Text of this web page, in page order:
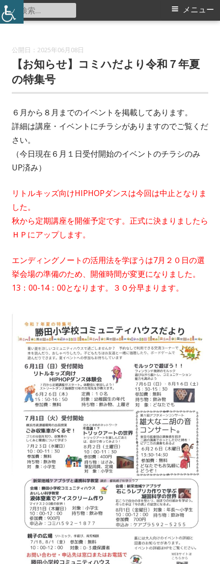
コ
ン
勝田小学校コミュニティハウス
メ
メニュー
検
索:
2025年06月08日
【お知らせ】コミハだより令和７年夏
の特集号
６月から８月までのイベントを掲載してあります。
詳細は講座・イベントにチラシがありますのでご覧くだ
さい。
（今日現在６月１日受付開始のイベントのチラシのみ
UP済み）
リトルキッズ向けHIPHOPダンスは今回は中止となりま
した。
秋から定期講座を開催予定です。正式に決まりましたら
ＨＰにアップします。
エンディングノートの活用法を学ぼうは7月２０日の選
挙会場の準備のため、開催時間が変更になりました。
13：00-14：00となります。３０分早まります。